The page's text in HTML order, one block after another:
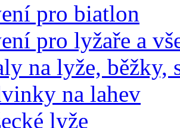
pro biatlon
pro lyžaře a
na lyže, běžky,
na lahev
lyže